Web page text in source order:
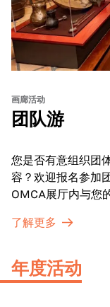
画廊活动
团队游
您是否有意组织团
容？欢迎报名参加
OMCA展厅内与您
了解更多
年度活动